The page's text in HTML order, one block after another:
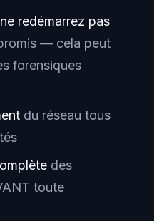
redémarrez pas
— cela peut
forensiques
du réseau tous
des
toute